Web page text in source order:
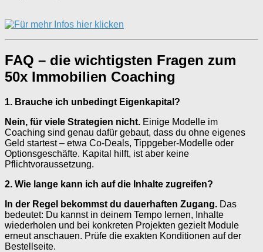
FAQ – die wichtigsten Fragen zum
50x Immobilien Coaching
1. Brauche ich unbedingt Eigenkapital?
Nein, für viele Strategien nicht. Einige Modelle im
Coaching sind genau dafür gebaut, dass du ohne eigenes
Geld startest – etwa Co-Deals, Tippgeber-Modelle oder
Optionsgeschäfte. Kapital hilft, ist aber keine
Pflichtvoraussetzung.
2. Wie lange kann ich auf die Inhalte zugreifen?
In der Regel bekommst du dauerhaften Zugang. Das
bedeutet: Du kannst in deinem Tempo lernen, Inhalte
wiederholen und bei konkreten Projekten gezielt Module
erneut anschauen. Prüfe die exakten Konditionen auf der
Bestellseite.